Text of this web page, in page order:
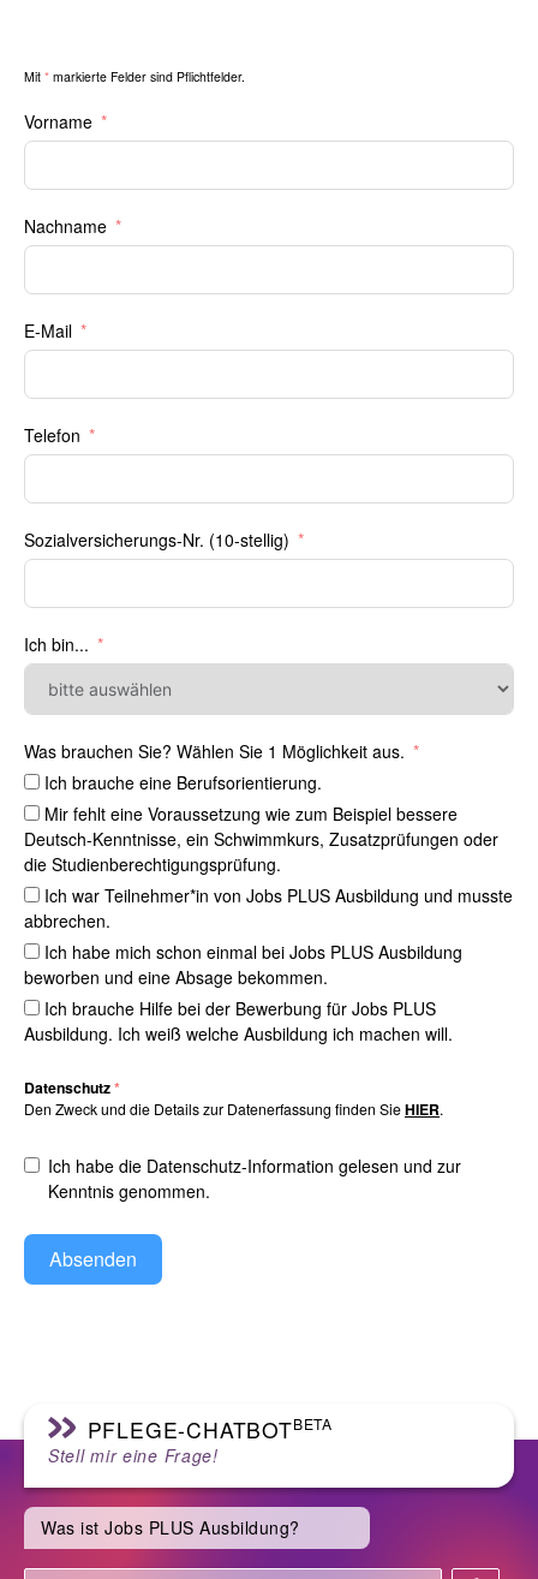
Mit * markierte Felder sind Pflichtfelder.
Vorname
Nachname
E-Mail
Telefon
Sozialversicherungs-Nr. (10-stellig)
Ich bin...
Was brauchen Sie? Wählen Sie 1 Möglichkeit aus.
Ich brauche eine Berufsorientierung.
Mir fehlt eine Voraussetzung wie zum Beispiel bessere
Deutsch-Kenntnisse, ein Schwimmkurs, Zusatzprüfungen oder
die Studienberechtigungsprüfung.
Ich war Teilnehmer*in von Jobs PLUS Ausbildung und musste
abbrechen.
Ich habe mich schon einmal bei Jobs PLUS Ausbildung
beworben und eine Absage bekommen.
Ich brauche Hilfe bei der Bewerbung für Jobs PLUS
Ausbildung. Ich weiß welche Ausbildung ich machen will.
Datenschutz*
Den Zweck und die Details zur Datenerfassung finden SieHIER.
Ich habe die Datenschutz-Information gelesen und zur
Kenntnis genommen.
Absenden
PFLEGE-CHATBOTBETA
Stell mir eine Frage!
Was ist Jobs PLUS Ausbildung?